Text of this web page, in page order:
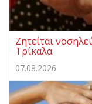
Ζητείται
Τρίκαλα
07.08.2026